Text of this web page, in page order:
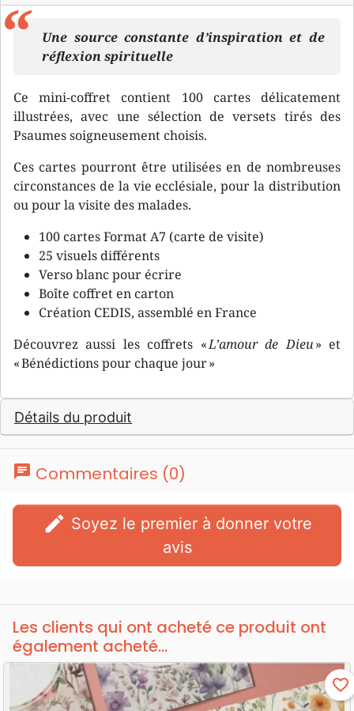
Une source constante d’inspiration et de
réflexion spirituelle
Ce mini-coffret contient 100 cartes délicatement
illustrées, avec une sélection de versets tirés des
Psaumes soigneusement choisis.
Ces cartes pourront être utilisées en de nombreuses
circonstances de la vie ecclésiale, pour la distribution
ou pour la visite des malades.
100 cartes Format A7 (carte de visite)
25 visuels différents
Verso blanc pour écrire
Boîte coffret en carton
Création CEDIS, assemblé en France
Découvrez aussi les coffrets «L’amour de Dieu» et
« Bénédictions pour chaque jour »
Détails du produit
chat Commentaires (0)
edit
avis
Les clients qui ont acheté ce produit ont
également acheté...
favorite_border